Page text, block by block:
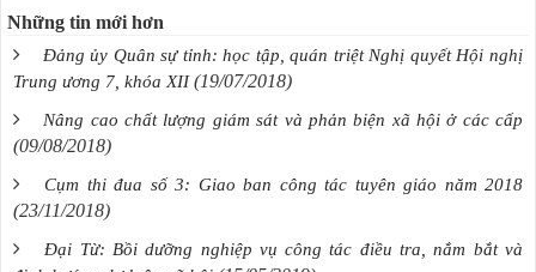
Những tin mới hơn
Đảng ủy Quân sự tỉnh: học tập, quán triệt Nghị quyết Hội nghị
Trung ương 7, khóa XII (19/07/2018)
Nâng cao chất lượng giám sát và phản biện xã hội ở các cấp
(09/08/2018)
Cụm thi đua số 3: Giao ban công tác tuyên giáo năm 2018
(23/11/2018)
Đại Từ: Bồi dưỡng nghiệp vụ công tác điều tra, nắm bắt và